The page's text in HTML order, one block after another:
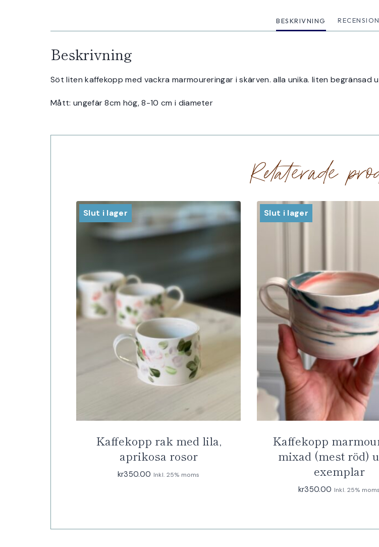
BESKRIVNING
Beskrivning
Söt liten kaffekopp med vackra marmoureringar i skärven. alla unika. liten begränsad
Mått: ungefär 8cm hög, 8-10 cm i diameter
Relaterade
Slut i lager
Kaffekopp rak med lila,
aprikosa rosor
kr350.00 Inkl. 25% moms
Slut i lager
Kaffekopp
mixad (mest röd)
exemplar
kr350.00 Inkl. 25% moms